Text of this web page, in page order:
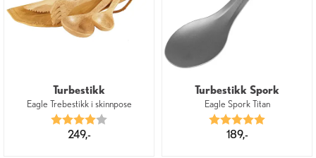
Turbestikk
Eagle Trebestikk i skinnpose
Karakter:
249,-
Turbestikk Spork
Eagle Spork Titan
Karakter:
189,-